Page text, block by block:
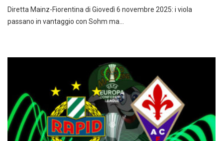
Diretta Mainz-Fiorentina di Giovedì 6 novembre 2025: i viola
passano in vantaggio con Sohm ma…